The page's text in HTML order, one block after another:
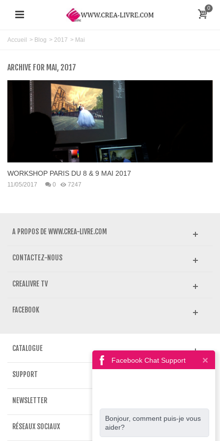
0
Accueil > Blog > 2017 > Mai
ARCHIVE FOR MAI, 2017
WORKSHOP PARIS DU 8 & 9 MAI 2017
11/05/2017 0 7247
A PROPOS DE WWW.CREA-LIVRE.COM
CONTACTEZ-NOUS
CREALIVRE TV
FACEBOOK
CATALOGUE
SUPPORT
NEWSLETTER
RÉSEAUX SOCIAUX
Facebook Chat Support
Bonjour, comment puis-je vous
aider?